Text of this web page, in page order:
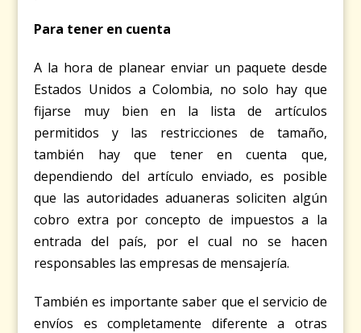
Para tener en cuenta
A la hora de planear enviar un paquete desde
Estados Unidos a Colombia, no solo hay que
fijarse muy bien en la lista de artículos
permitidos y las restricciones de tamaño,
también hay que tener en cuenta que,
dependiendo del artículo enviado, es posible
que las autoridades aduaneras soliciten algún
cobro extra por concepto de impuestos a la
entrada del país, por el cual no se hacen
responsables las empresas de mensajería.
También es importante saber que el servicio de
envíos es completamente diferente a otras